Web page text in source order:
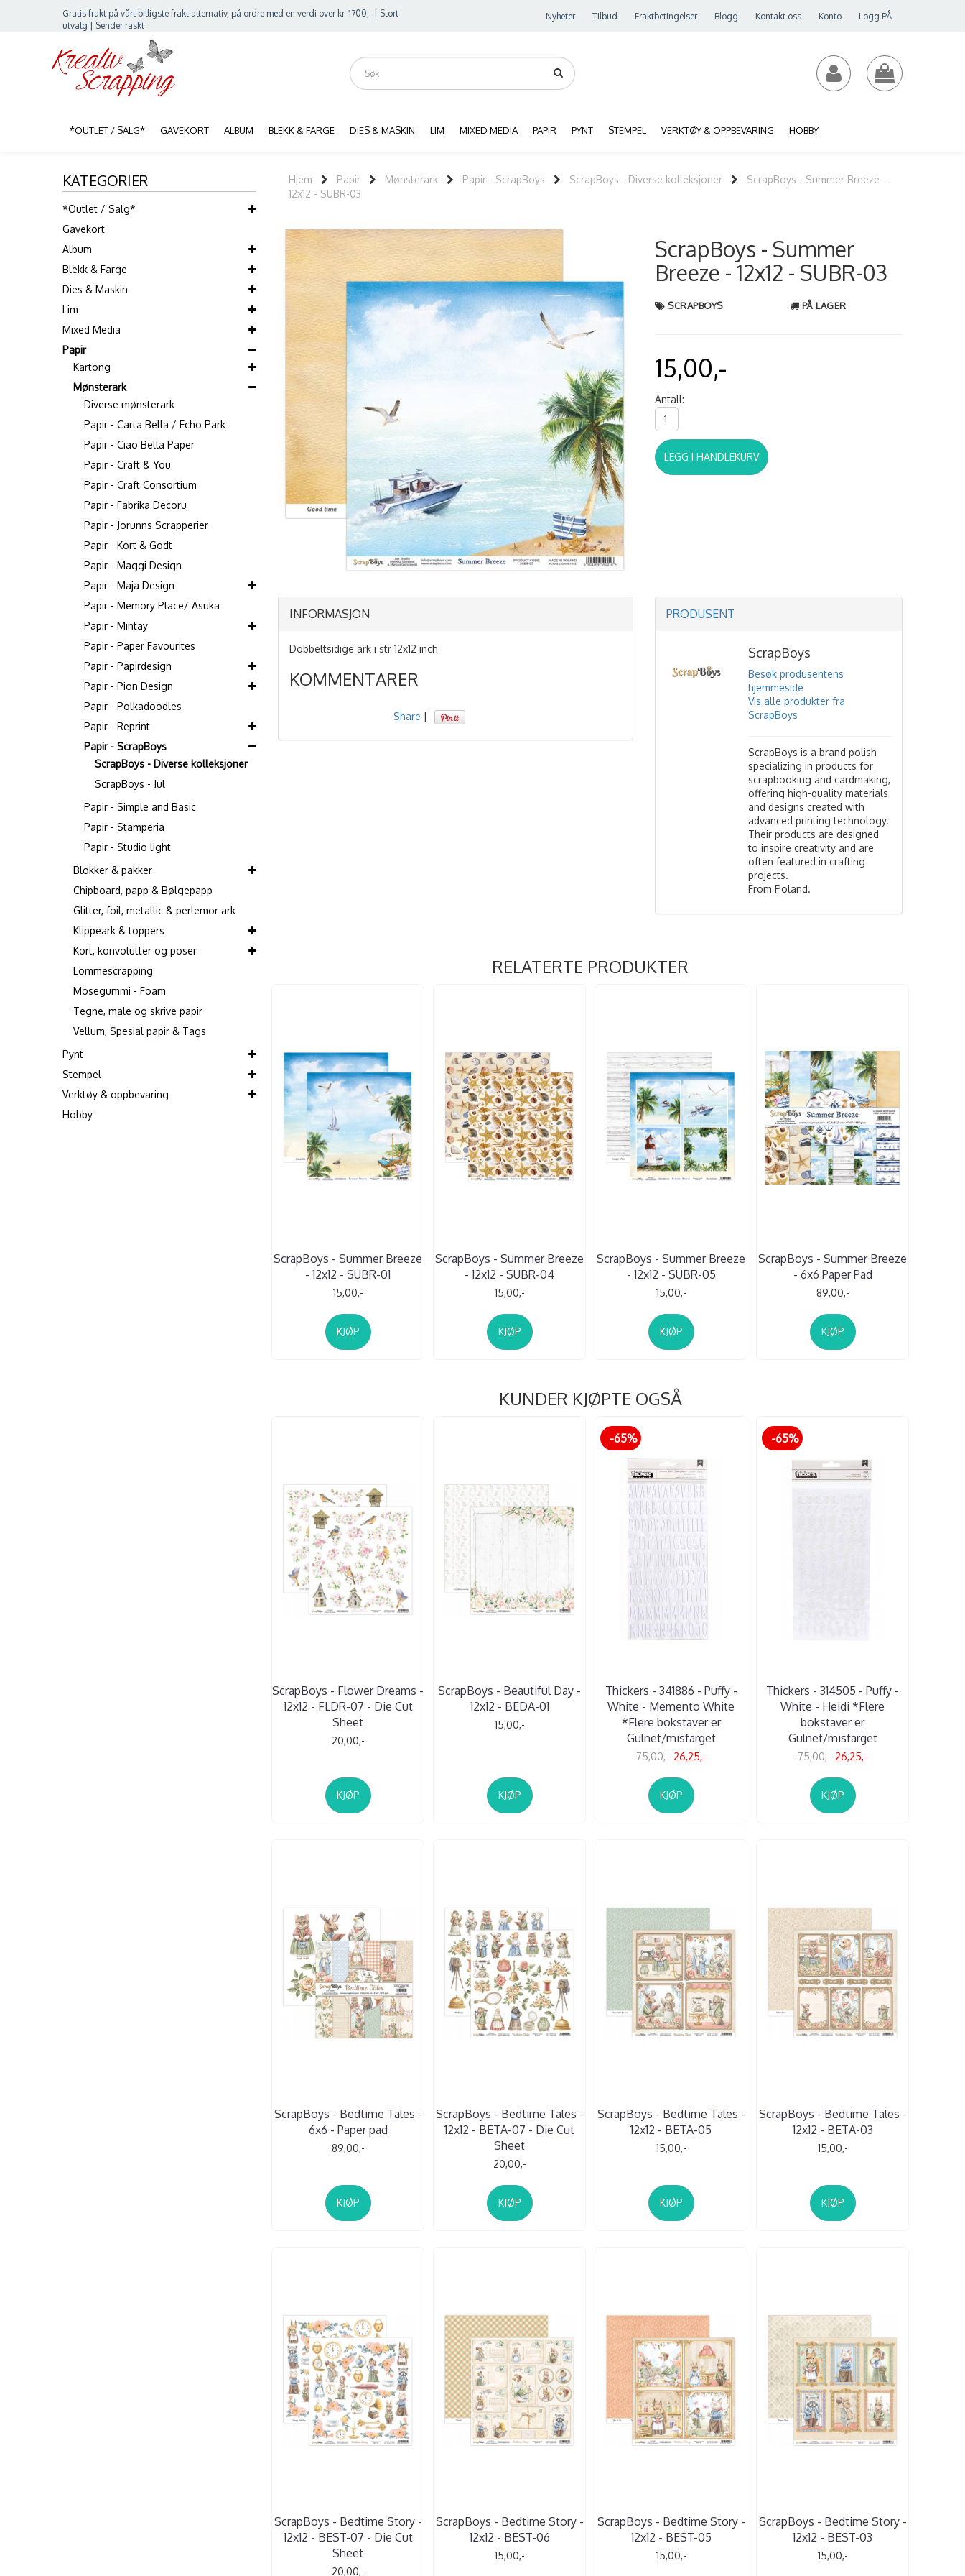
Gratis frakt på vårt billigste frakt alternativ, på ordre med en verdi over kr. 1700,- | Stort
utvalg | Sender raskt
Nyheter Tilbud Fraktbetingelser Blogg Kontakt oss Konto Logg PÅ
*OUTLET / SALG* GAVEKORT ALBUM BLEKK & FARGE DIES & MASKIN LIM MIXED MEDIA PAPIR PYNT STEMPEL VERKTØY & OPPBEVARING HOBBY
KATEGORIER
*Outlet / Salg*
Gavekort
Album
Blekk & Farge
Dies & Maskin
Lim
Mixed Media
Papir
Kartong
Mønsterark
Diverse mønsterark
Papir - Carta Bella / Echo Park
Papir - Ciao Bella Paper
Papir - Craft & You
Papir - Craft Consortium
Papir - Fabrika Decoru
Papir - Jorunns Scrapperier
Papir - Kort & Godt
Papir - Maggi Design
Papir - Maja Design
Papir - Memory Place/ Asuka
Papir - Mintay
Papir - Paper Favourites
Papir - Papirdesign
Papir - Pion Design
Papir - Polkadoodles
Papir - Reprint
Papir - ScrapBoys
ScrapBoys - Diverse kolleksjoner
ScrapBoys - Jul
Papir - Simple and Basic
Papir - Stamperia
Papir - Studio light
Blokker & pakker
Chipboard, papp & Bølgepapp
Glitter, foil, metallic & perlemor ark
Klippeark & toppers
Kort, konvolutter og poser
Lommescrapping
Mosegummi - Foam
Tegne, male og skrive papir
Vellum, Spesial papir & Tags
Pynt
Stempel
Verktøy & oppbevaring
Hobby
Hjem Papir Mønsterark Papir - ScrapBoys ScrapBoys - Diverse kolleksjoner
ScrapBoys - Summer Breeze -
12x12 - SUBR-03
ScrapBoys - Summer
Breeze - 12x12 - SUBR-03
SCRAPBOYS PÅ LAGER
15,00,-
Antall:
LEGG I HANDLEKURV
INFORMASJON
Dobbeltsidige ark i str 12x12 inch
KOMMENTARER
Share |
PRODUSENT
ScrapBoys
Besøk produsentens
hjemmeside
Vis alle produkter fra
ScrapBoys
ScrapBoys is a brand polish
specializing in products for
scrapbooking and cardmaking,
offering high-quality materials
and designs created with
advanced printing technology.
Their products are designed
to inspire creativity and are
often featured in crafting
projects.
From Poland.
RELATERTE PRODUKTER
ScrapBoys - Summer Breeze
- 12x12 - SUBR-01
15,00,-
KJØP
ScrapBoys - Summer Breeze
- 12x12 - SUBR-04
15,00,-
KJØP
ScrapBoys - Summer Breeze
- 12x12 - SUBR-05
15,00,-
KJØP
ScrapBoys - Summer Breeze
- 6x6 Paper Pad
89,00,-
KJØP
KUNDER KJØPTE OGSÅ
ScrapBoys - Flower Dreams -
12x12 - FLDR-07 - Die Cut
Sheet
20,00,-
KJØP
ScrapBoys - Beautiful Day -
12x12 - BEDA-01
15,00,-
KJØP
-65%
Thickers - 341886 - Puffy -
White - Memento White
*Flere bokstaver er
Gulnet/misfarget
75,00,- 26,25,-
KJØP
-65%
Thickers - 314505 - Puffy -
White - Heidi *Flere
bokstaver er
Gulnet/misfarget
75,00,- 26,25,-
KJØP
ScrapBoys - Bedtime Tales -
6x6 - Paper pad
89,00,-
KJØP
ScrapBoys - Bedtime Tales -
12x12 - BETA-07 - Die Cut
Sheet
20,00,-
KJØP
ScrapBoys - Bedtime Tales -
12x12 - BETA-05
15,00,-
KJØP
ScrapBoys - Bedtime Tales -
12x12 - BETA-03
15,00,-
KJØP
ScrapBoys - Bedtime Story -
12x12 - BEST-07 - Die Cut
Sheet
20,00,-
ScrapBoys - Bedtime Story -
12x12 - BEST-06
15,00,-
ScrapBoys - Bedtime Story -
12x12 - BEST-05
15,00,-
ScrapBoys - Bedtime Story -
12x12 - BEST-03
15,00,-